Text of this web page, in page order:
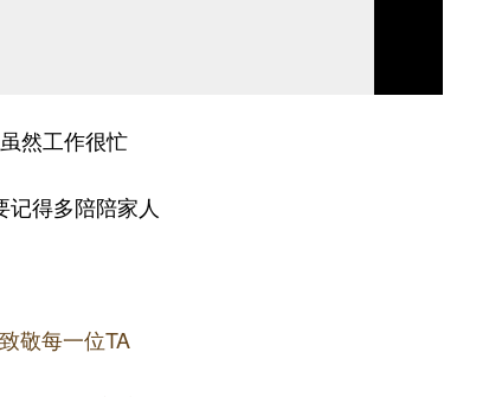
虽然工作很忙
记得多陪陪家人
敬每一位TA